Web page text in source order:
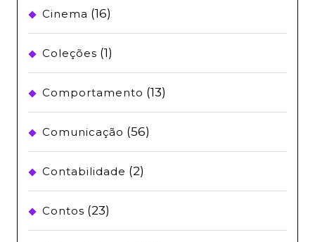
Cinema (16)
Coleções (1)
Comportamento (13)
Comunicação (56)
Contabilidade (2)
Contos (23)